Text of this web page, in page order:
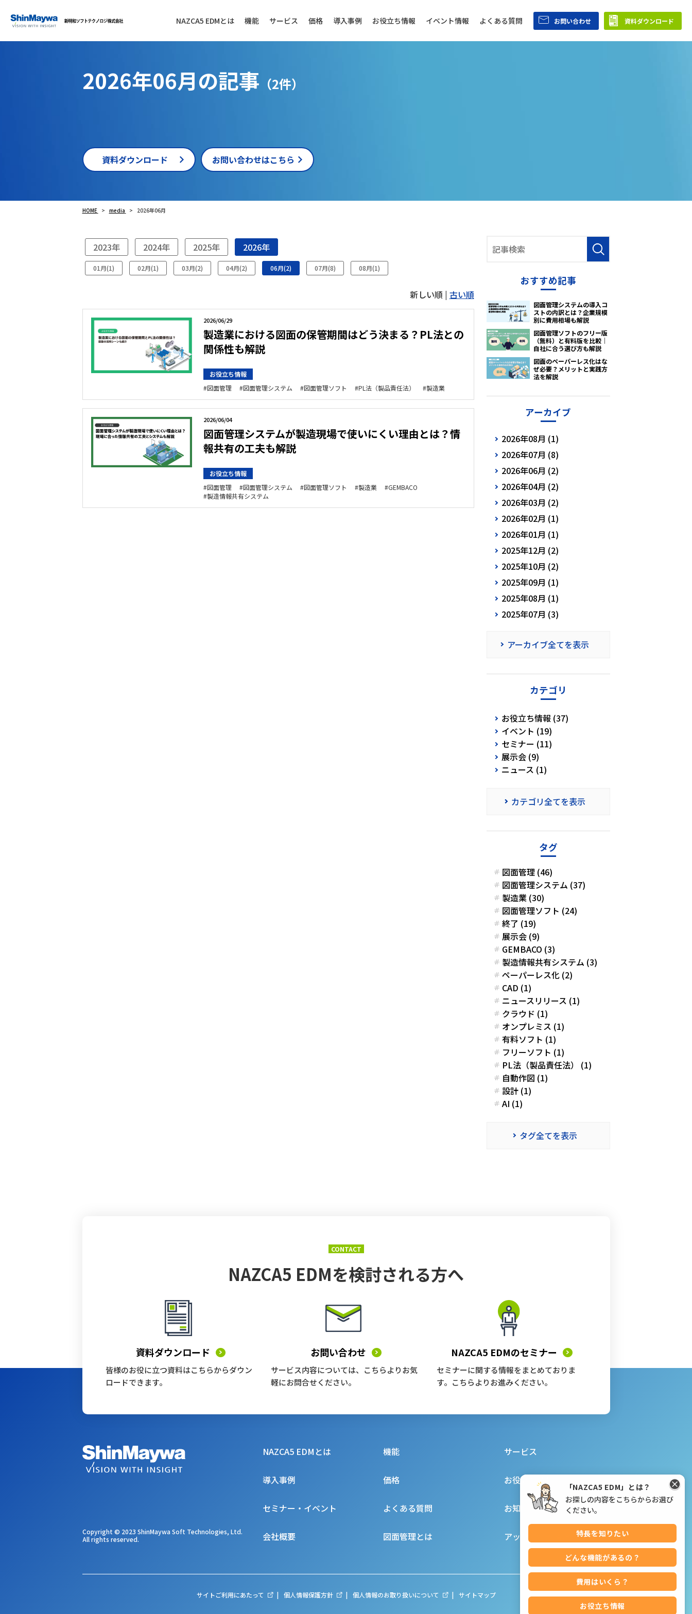
NAZCA5 EDMとは 機能 サービス 価格 導入事例 お役立ち情報 イベント情報 よくある質問 お問い合わせ 資料ダウンロード
2026年06月の記事 （2件）
資料ダウンロード お問い合わせはこちら
HOME media 2026年06月
2023年 2024年 2025年 2026年
01月(1) 02月(1) 03月(2) 04月(2) 06月(2) 07月(8) 08月(1)
新しい順 | 古い順
2026/06/29
製造業における図面の保管期間はどう決まる？PL法との
関係性も解説
お役立ち情報
図面管理
図面管理システム 図面管理ソフト PL法（製品責任法） 製造業
2026/06/04
図面管理システムが製造現場で使いにくい理由とは？情
報共有の工夫も解説
お役立ち情報
図面管理
図面管理システム 図面管理ソフト 製造業
GEMBACO
製造情報共有システム
おすすめ記事
図面管理システムの導入コ
ストの内訳とは？企業規模
別に費用相場も解説
図面管理ソフトのフリー版
（無料）と有料版を比較｜
自社に合う選び方も解説
図面のペーパーレス化はな
ぜ必要？メリットと実践方
法を解説
アーカイブ
2026年08月 (1)
2026年07月 (8)
2026年06月 (2)
2026年04月 (2)
2026年03月 (2)
2026年02月 (1)
2026年01月 (1)
2025年12月 (2)
2025年10月 (2)
2025年09月 (1)
2025年08月 (1)
2025年07月 (3)
アーカイブ全てを表示
カテゴリ
お役立ち情報 (37)
イベント (19)
セミナー (11)
展示会 (9)
ニュース (1)
カテゴリ全てを表示
タグ
図面管理 (46)
図面管理システム (37)
製造業 (30)
図面管理ソフト (24)
終了 (19)
展示会 (9)
GEMBACO (3)
製造情報共有システム (3)
ペーパーレス化 (2)
CAD (1)
ニュースリリース (1)
クラウド (1)
オンプレミス (1)
有料ソフト (1)
フリーソフト (1)
PL法（製品責任法） (1)
自動作図 (1)
設計 (1)
AI (1)
タグ全てを表示
CONTACT
NAZCA5 EDMを検討される方へ
資料ダウンロード
皆様のお役に立つ資料はこちらからダウン
ロードできます。
お問い合わせ
サービス内容については、こちらよりお気
軽にお問合せください。
NAZCA5 EDMのセミナー
セミナーに関する情報をまとめておりま
す。こちらよりお進みください。
NAZCA5 EDMとは 機能 サービス
導入事例 価格 お役立ち情報
セミナー・イベント よくある質問 お知らせ
会社概要 図面管理とは アップデート情報
サイトご利用にあたって 個人情報保護方針 個人情報のお取り扱いについて サイトマップ
Copyright © 2023 ShinMaywa Soft Technologies, Ltd.
All rights reserved.
「NAZCA5 EDM」とは？
お探しの内容をこちらからお選び
ください。
特長を知りたい
どんな機能があるの？
費用はいくら？
お役立ち情報